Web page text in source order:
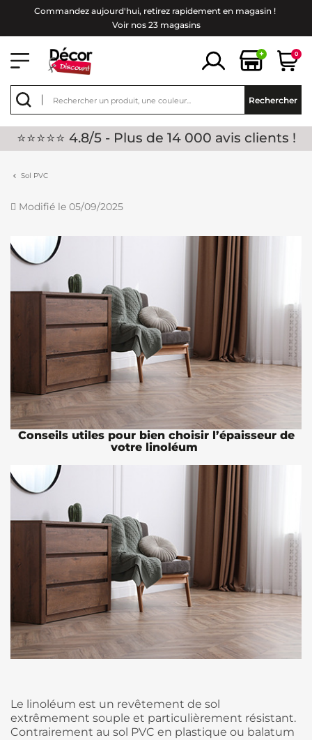
Commandez aujourd'hui, retirez rapidement en magasin !
Voir nos 23 magasins
+ 0
Rechercher
⭐⭐⭐⭐⭐ 4.8/5 - Plus de 14 000 avis clients !
Sol PVC
Modifié le 05/09/2025
Conseils utiles pour bien choisir l’épaisseur de
votre linoléum
Le linoléum est un revêtement de sol
extrêmement souple et particulièrement résistant.
Contrairement au sol PVC en plastique ou balatum